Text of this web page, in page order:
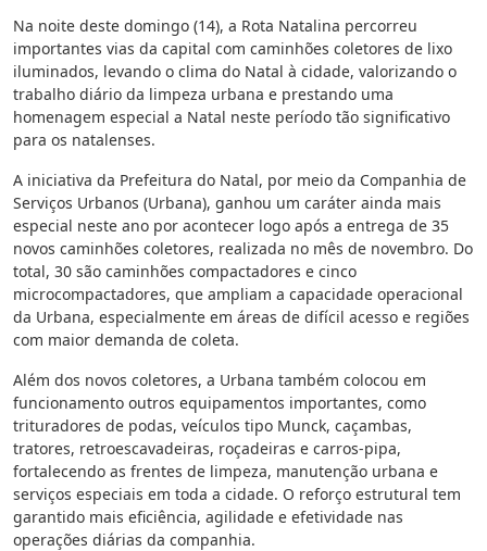
Na noite deste domingo (14), a Rota Natalina percorreu
importantes vias da capital com caminhões coletores de lixo
iluminados, levando o clima do Natal à cidade, valorizando o
trabalho diário da limpeza urbana e prestando uma
homenagem especial a Natal neste período tão significativo
para os natalenses.
A iniciativa da Prefeitura do Natal, por meio da Companhia de
Serviços Urbanos (Urbana), ganhou um caráter ainda mais
especial neste ano por acontecer logo após a entrega de 35
novos caminhões coletores, realizada no mês de novembro. Do
total, 30 são caminhões compactadores e cinco
microcompactadores, que ampliam a capacidade operacional
da Urbana, especialmente em áreas de difícil acesso e regiões
com maior demanda de coleta.
Além dos novos coletores, a Urbana também colocou em
funcionamento outros equipamentos importantes, como
trituradores de podas, veículos tipo Munck, caçambas,
tratores, retroescavadeiras, roçadeiras e carros-pipa,
fortalecendo as frentes de limpeza, manutenção urbana e
serviços especiais em toda a cidade. O reforço estrutural tem
garantido mais eficiência, agilidade e efetividade nas
operações diárias da companhia.